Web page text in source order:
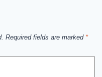
Required fields are marked *